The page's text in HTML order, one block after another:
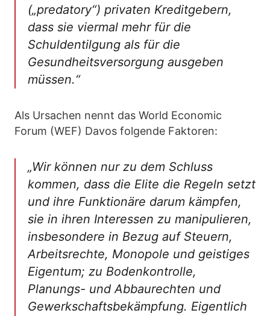
(„predatory“) privaten Kreditgebern,
dass sie viermal mehr für die
Schuldentilgung als für die
Gesundheitsversorgung ausgeben
müssen.“
Als Ursachen nennt das World Economic
Forum (WEF) Davos folgende Faktoren:
„Wir können nur zu dem Schluss
kommen, dass die Elite die Regeln setzt
und ihre Funktionäre darum kämpfen,
sie in ihren Interessen zu manipulieren,
insbesondere in Bezug auf Steuern,
Arbeitsrechte, Monopole und geistiges
Eigentum; zu Bodenkontrolle,
Planungs- und Abbaurechten und
Gewerkschaftsbekämpfung. Eigentlich